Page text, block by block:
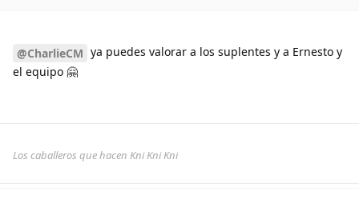
@CharlieCM ya puedes valorar a los suplentes y a Ernesto y
el equipo 🤗
Los caballeros que hacen Kni Kni Kni